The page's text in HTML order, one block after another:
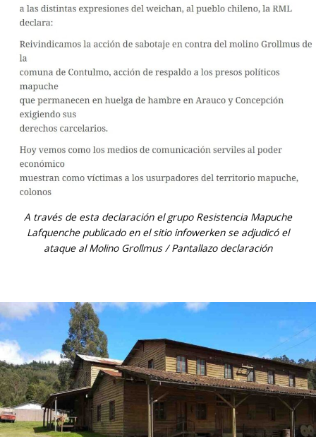
A través de esta declaración el grupo Resistencia Mapuche
Lafquenche publicado en el sitio infowerkense adjudicó el
ataque al Molino Grollmus / Pantallazo declaración